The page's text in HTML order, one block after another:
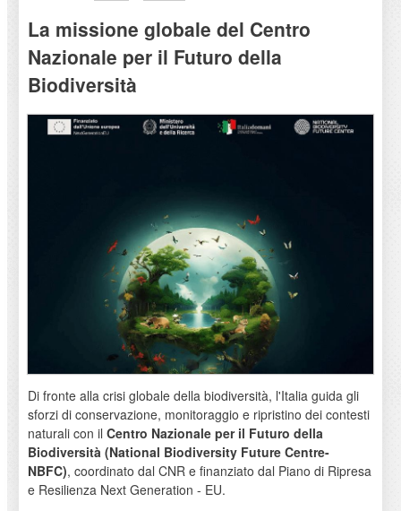
La missione globale del Centro
Nazionale per il Futuro della
Biodiversità
Di fronte alla crisi globale della biodiversità, l'Italia guida gli
sforzi di conservazione, monitoraggio e ripristino dei contesti
naturali con il Centro Nazionale per il Futuro della
Biodiversità (National Biodiversity Future Centre-
NBFC), coordinato dal CNR e finanziato dal Piano di Ripresa
e Resilienza Next Generation - EU.